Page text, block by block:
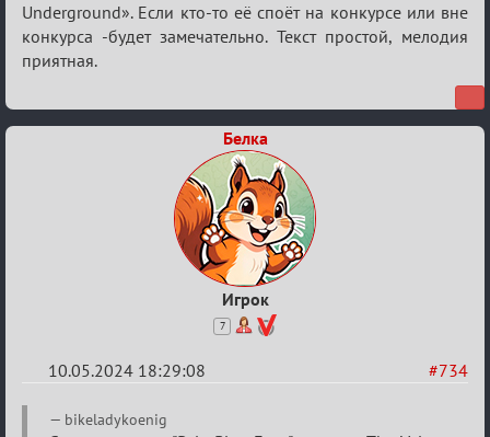
ГОЛОС
МАФИИ
(обсуждение)
Underground». Если кто-то её споёт на конкурсе или вне
конкурса -будет замечательно. Текст простой, мелодия
приятная.
Белка
Игрок
7
#734
10.05.2024 18:29:08
Re:
bikeladykoenig